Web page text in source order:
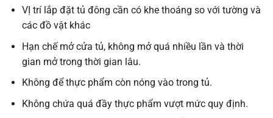
VỊ trí lắp đặt tủ đông cần có khe thoáng so với tường và
các đồ vật khác
Hạn chế mở cửa tủ, không mở quá nhiều lần và thời
gian mở trong thời gian lâu.
Không để thực phẩm còn nóng vào trong tủ.
Không chứa quá đầy thực phẩm vượt mức quy định.